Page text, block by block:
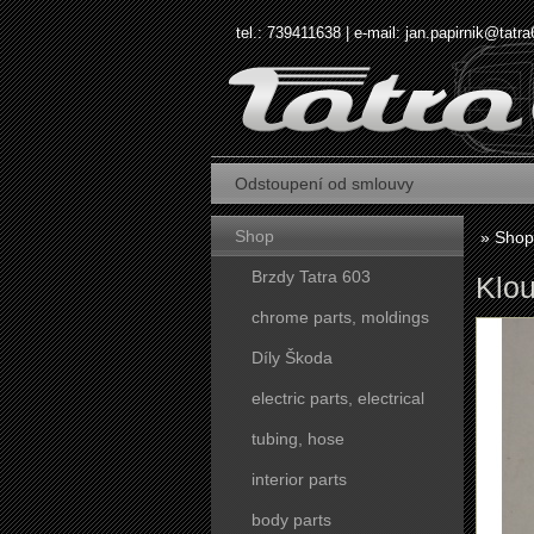
tel.: 739411638 | e-mail:
Odstoupení od smlouvy
Shop
Brzdy Tatra 603
chrome parts, moldings
Díly Škoda
electric parts, electrical
tubing, hose
interior parts
body parts
»Shop